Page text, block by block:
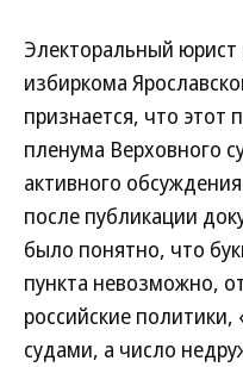
Электоральный юрист
избиркома
признается, что этот
пленума Верховного
активного
после публикации
было понятно, что
пункта невозможно,
российские
судами, а число